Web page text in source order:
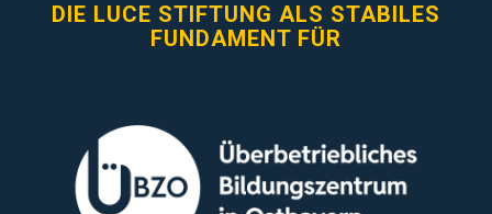
DIE LUCE STIFTUNG ALS STABILES
FUNDAMENT FÜR